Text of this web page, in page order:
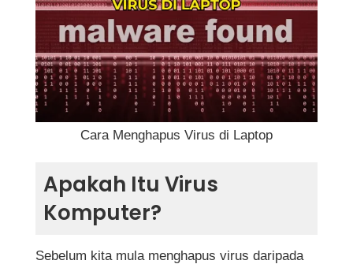
Langkah Terperinci
Langkah 1: Putuskan Sambungan Internet
Segera
Langkah 2: Masuk ke Safe Mode (Mod
Selamat)
(Temporary Files)
Langkah 4: Gunakan Antivirus untuk
Mengimbas Laptop
Cara Menghapus Virus di Laptop
Apakah Itu Virus
Komputer?
Sebelum kita mula menghapus virus daripada